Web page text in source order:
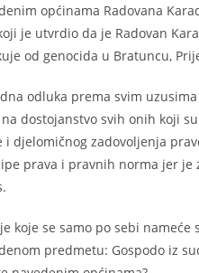
općinama Radovana
je utvrdio da je Radovan
od genocida u Bratuncu,
odluka prema svim
dostojanstvo svih onih koji
i djelomičnog zadovoljenja
prava i pravnih norma jer je
koje se samo po sebi
predmetu: Gospodo iz